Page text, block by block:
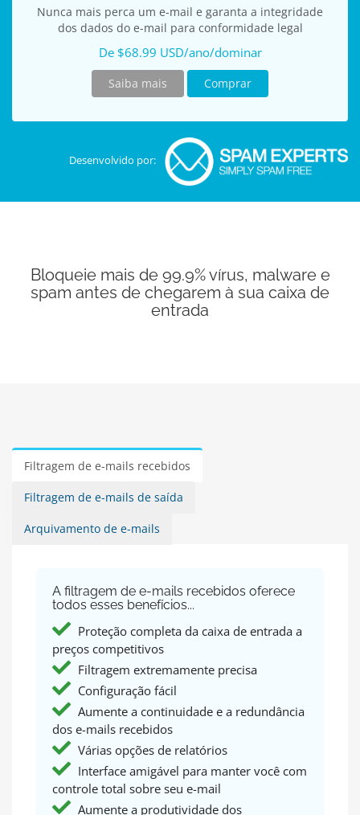
Nunca mais perca um e-mail e garanta a integridade
dos dados do e-mail para conformidade legal
De $68.99 USD/ano/dominar
Saiba mais Comprar
Desenvolvido por:
Bloqueie mais de 99.9% vírus, malware e
spam antes de chegarem à sua caixa de
entrada
Filtragem de e-mails recebidos
Filtragem de e-mails de saída
Arquivamento de e-mails
A filtragem de e-mails recebidos oferece
todos esses benefícios...
Proteção completa da caixa de entrada a
preços competitivos
Filtragem extremamente precisa
Configuração fácil
Aumente a continuidade e a redundância
dos e-mails recebidos
Várias opções de relatórios
Interface amigável para manter você com
controle total sobre seu e-mail
Aumente a produtividade dos